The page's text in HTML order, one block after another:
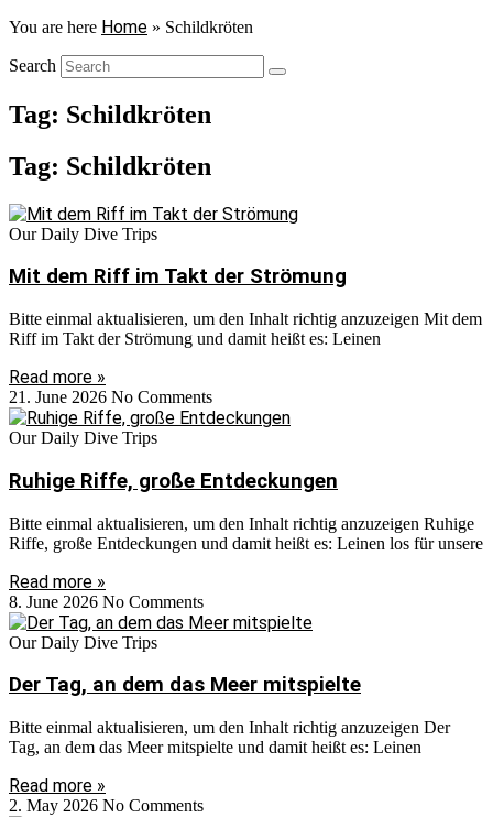
You are here Home » Schildkröten
Search
Tag: Schildkröten
Tag: Schildkröten
Our Daily Dive Trips
Mit dem Riff im Takt der Strömung
Bitte einmal aktualisieren, um den Inhalt richtig anzuzeigen Mit dem
Riff im Takt der Strömung und damit heißt es: Leinen
Read more »
21. June 2026 No Comments
Our Daily Dive Trips
Ruhige Riffe, große Entdeckungen
Bitte einmal aktualisieren, um den Inhalt richtig anzuzeigen Ruhige
Riffe, große Entdeckungen und damit heißt es: Leinen los für unsere
Read more »
8. June 2026 No Comments
Our Daily Dive Trips
Der Tag, an dem das Meer mitspielte
Bitte einmal aktualisieren, um den Inhalt richtig anzuzeigen Der
Tag, an dem das Meer mitspielte und damit heißt es: Leinen
Read more »
2. May 2026 No Comments